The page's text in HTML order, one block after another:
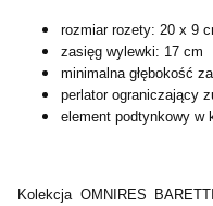
rozmiar rozety: 20 x 9
zasięg wylewki: 17 cm
minimalna głębokość
perlator ograniczający
element podtynkowy w
Kolekcja OMNIRES